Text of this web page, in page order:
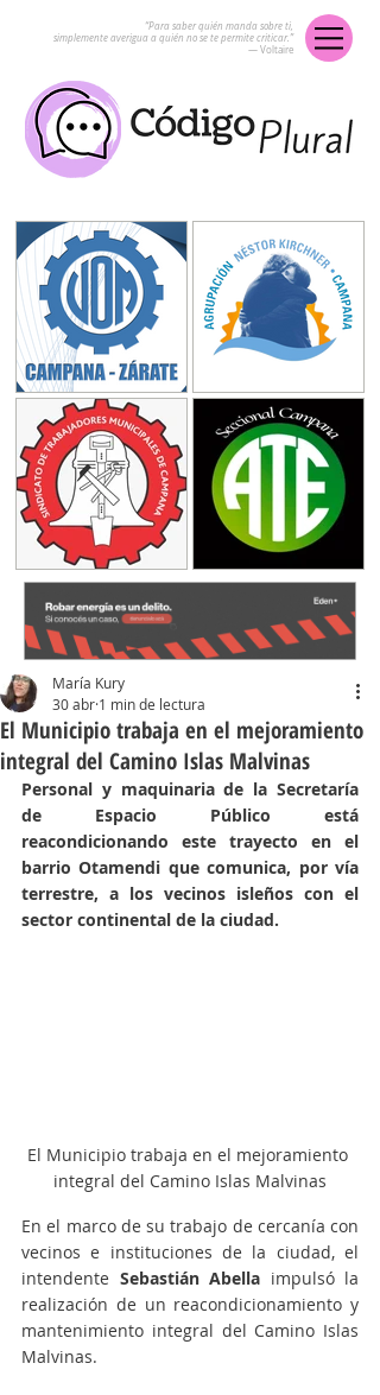
“Para saber quién manda sobre ti,
simplemente averigua a quién no se te permite criticar.”
― Voltaire
El Municipio trabaja en el mejoramiento
integral del Camino Islas Malvinas
María Kury
30 abr 1 min de lectura
Personal y maquinaria de la Secretaría
de Espacio Público está
reacondicionando este trayecto en el
barrio Otamendi que comunica, por vía
terrestre, a los vecinos isleños con el
sector continental de la ciudad.
El Municipio trabaja en el mejoramiento
integral del Camino Islas Malvinas
En el marco de su trabajo de cercanía con
vecinos e instituciones de la ciudad, el
intendente Sebastián Abella impulsó la
realización de un reacondicionamiento y
mantenimiento integral del Camino Islas
Malvinas.